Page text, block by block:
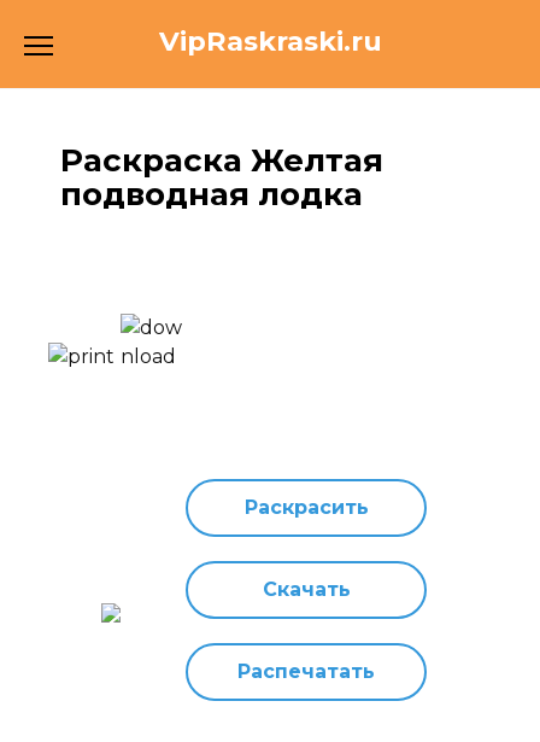
VipRaskraski.ru
Раскраска Желтая
подводная лодка
Раскрасить
Скачать
Распечатать